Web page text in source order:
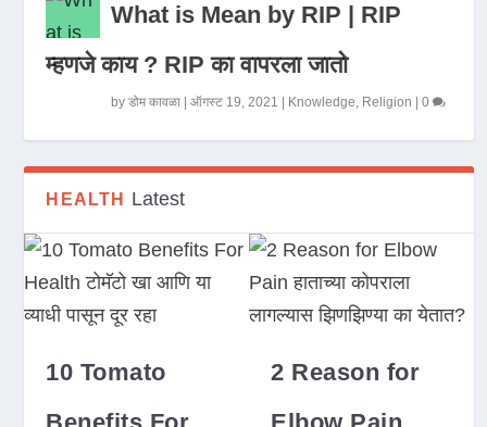
What is Mean by RIP | RIP
म्हणजे काय ? RIP का वापरला जातो
byडोम कावळा |ऑगस्ट 19, 2021 Knowledge, Religion |0
HEALTH Latest
10 Tomato
2 Reason for